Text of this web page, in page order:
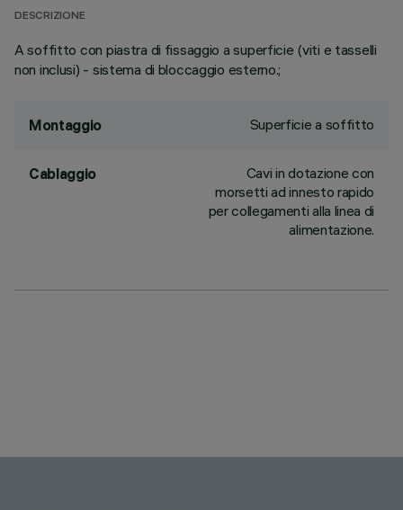
DESCRIZIONE
A soffitto con piastra di fissaggio a superficie (viti e tasselli
non inclusi) - sistema di bloccaggio esterno.;
Montaggio Superficie a soffitto
Cablaggio
Cavi in dotazione con
morsetti ad innesto rapido
per collegamenti alla linea di
alimentazione.